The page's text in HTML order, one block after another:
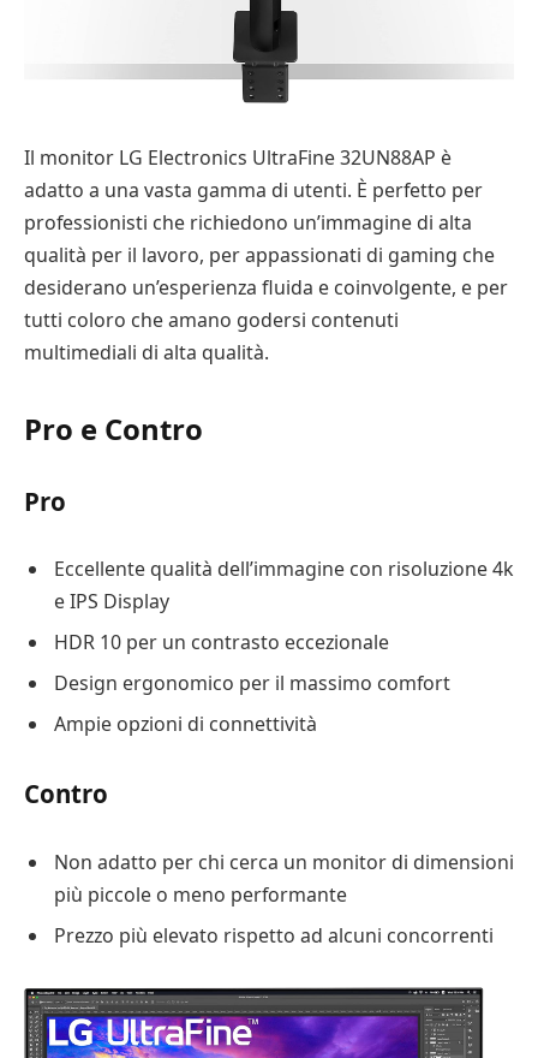
Il monitor LG Electronics UltraFine 32UN88AP è
adatto a una vasta gamma di utenti. È perfetto per
professionisti che richiedono un’immagine di alta
qualità per il lavoro, per appassionati di gaming che
desiderano un’esperienza fluida e coinvolgente, e per
tutti coloro che amano godersi contenuti
multimediali di alta qualità.
Pro e Contro
Pro
Eccellente qualità dell’immagine con risoluzione 4k
e IPS Display
HDR 10 per un contrasto eccezionale
Design ergonomico per il massimo comfort
Ampie opzioni di connettività
Contro
Non adatto per chi cerca un monitor di dimensioni
più piccole o meno performante
Prezzo più elevato rispetto ad alcuni concorrenti